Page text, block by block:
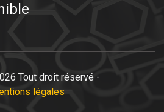
Tout droit réservé -
légales